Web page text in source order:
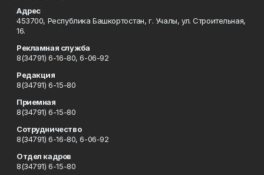
Адрес
453700, Республика Башкортостан, г. Учалы, ул. Строительная,
16.
Рекламная служба
8(34791) 6-16-80, 6-06-92
Редакция
8(34791) 6-15-80
Приемная
8(34791) 6-15-80
Сотрудничество
8(34791) 6-16-80, 6-06-92
Отдел кадров
8(34791) 6-15-80